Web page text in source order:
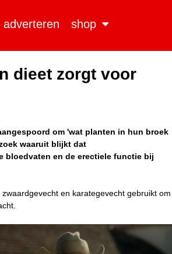
adverteren shop
dieet zorgt voor
om 'wat planten in hun broek
waaruit blijkt dat
bloedvaten en de erectiele functie bij
en karategevecht gebruikt om